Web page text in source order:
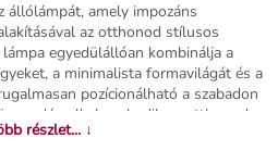
állólámpát, amely impozáns
az otthonod stílusos
egyedülállóan kombinálja a
a minimalista formavilágát és a
pozícionálható a szabadon
alkalmazkodik az otthonod
A bronz láb és talp kifinomult
részlet... ↓